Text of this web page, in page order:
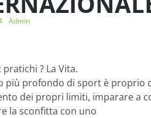
Admin
pratichi ? La Vita.
più profondo di sport è proprio
dei propri limiti, imparare a
la sconfitta con uno